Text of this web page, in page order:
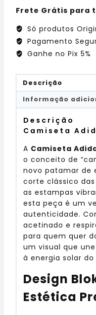
Frete Grátis para
Só produtos
Pagamento
Ganhe no Pix 5%
Descrição
Informação
Descrição
Camiseta
A Camiseta
o conceito de
novo patamar de
corte clássico
as estampas
esta peça é um
autenticidade.
acetinado e
para quem quer
um visual que
à energia solar do
Design
Estética